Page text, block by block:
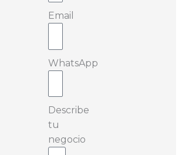
Email
WhatsApp
Describe
tu
negocio